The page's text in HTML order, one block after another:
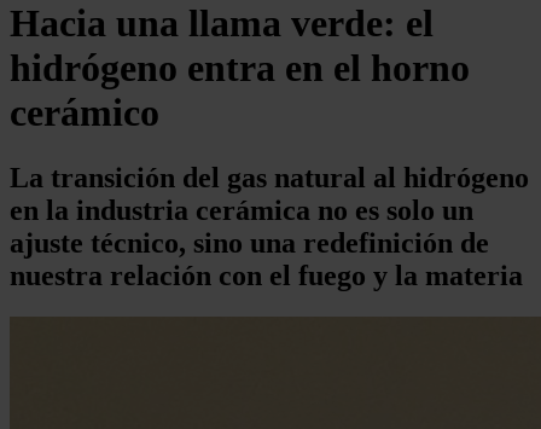
Hacia una llama verde: el
hidrógeno entra en el horno
cerámico
La transición del gas natural al hidrógeno
en la industria cerámica no es solo un
ajuste técnico, sino una redefinición de
nuestra relación con el fuego y la materia